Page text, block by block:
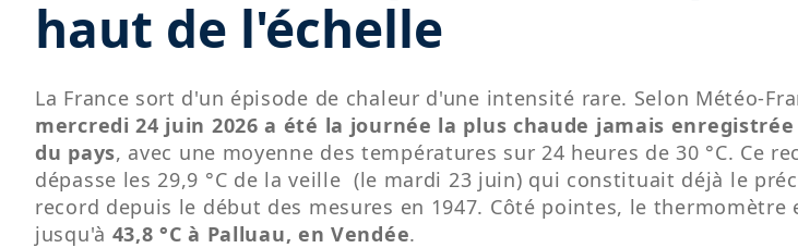
haut de l'échelle
La France sort d'un épisode de chaleur d'une intensité rare. Selon Météo-
mercredi 24 juin 2026 a été la journée la plus chaude jamais
du pays, avec une moyenne des températures sur 24 heures de 30 °C. Ce
dépasse les 29,9 °C de la veille (le mardi 23 juin) qui constituait déjà le
record depuis le début des mesures en 1947. Côté pointes, le thermomètre
jusqu'à 43,8 °C à Palluau, en Vendée.